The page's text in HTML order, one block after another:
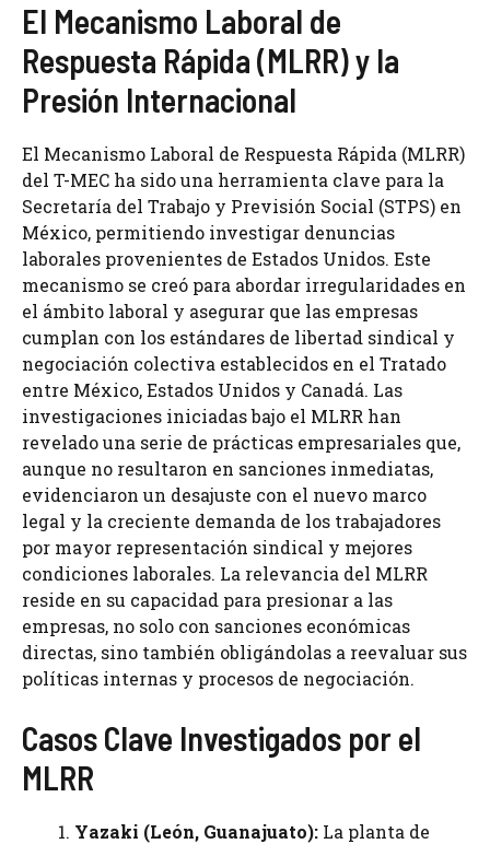
El Mecanismo Laboral de
Respuesta Rápida (MLRR) y la
Presión Internacional
El Mecanismo Laboral de Respuesta Rápida (MLRR)
del T-MEC ha sido una herramienta clave para la
Secretaría del Trabajo y Previsión Social (STPS) en
México, permitiendo investigar denuncias
laborales provenientes de Estados Unidos. Este
mecanismo se creó para abordar irregularidades en
el ámbito laboral y asegurar que las empresas
cumplan con los estándares de libertad sindical y
negociación colectiva establecidos en el Tratado
entre México, Estados Unidos y Canadá. Las
investigaciones iniciadas bajo el MLRR han
revelado una serie de prácticas empresariales que,
aunque no resultaron en sanciones inmediatas,
evidenciaron un desajuste con el nuevo marco
legal y la creciente demanda de los trabajadores
por mayor representación sindical y mejores
condiciones laborales. La relevancia del MLRR
reside en su capacidad para presionar a las
empresas, no solo con sanciones económicas
directas, sino también obligándolas a reevaluar sus
políticas internas y procesos de negociación.
Casos Clave Investigados por el
MLRR
Yazaki (León, Guanajuato): La planta de